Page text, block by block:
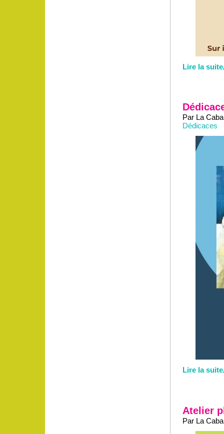
Lire la suite
Par La
Dédicaces
Lire la suite
Atelier
Par La